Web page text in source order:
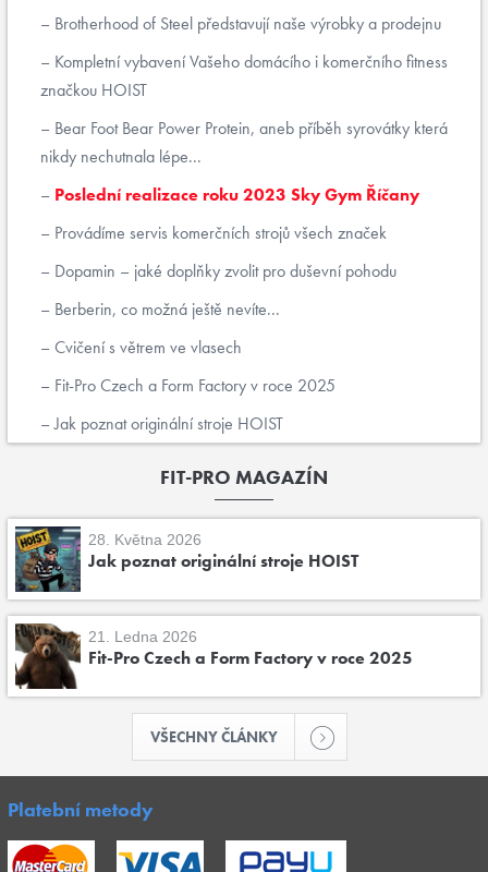
Brotherhood of Steel představují naše výrobky a prodejnu
Kompletní vybavení Vašeho domácího i komerčního fitness
značkou HOIST
Bear Foot Bear Power Protein, aneb příběh syrovátky která
nikdy nechutnala lépe...
Poslední realizace roku 2023 Sky Gym Říčany
Provádíme servis komerčních strojů všech značek
Dopamin – jaké doplňky zvolit pro duševní pohodu
Berberin, co možná ještě nevíte...
Cvičení s větrem ve vlasech
Fit-Pro Czech a Form Factory v roce 2025
Jak poznat originální stroje HOIST
FIT-PRO MAGAZÍN
28. Května 2026
Jak poznat originální stroje HOIST
21. Ledna 2026
Fit-Pro Czech a Form Factory v roce 2025
VŠECHNY ČLÁNKY
Platební metody